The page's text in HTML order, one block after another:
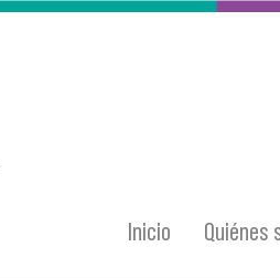
Inicio Quiénes